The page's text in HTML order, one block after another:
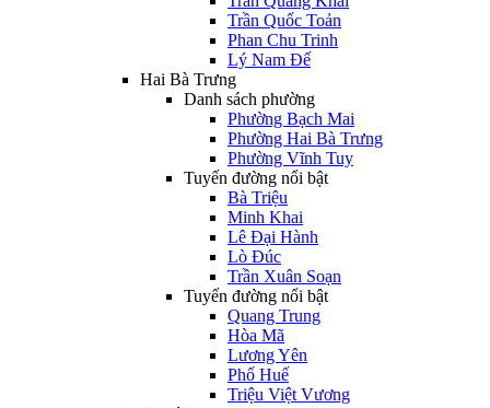
Trần Quốc Toản
Phan Chu Trinh
Lý Nam Đế
Hai Bà Trưng
Danh sách phường
Phường Bạch Mai
Phường Hai Bà Trưng
Phường Vĩnh Tuy
Tuyến đường nổi bật
Bà Triệu
Minh Khai
Lê Đại Hành
Lò Đúc
Trần Xuân Soạn
Tuyến đường nổi bật
Quang Trung
Hòa Mã
Lương Yên
Phố Huế
Triệu Việt Vương